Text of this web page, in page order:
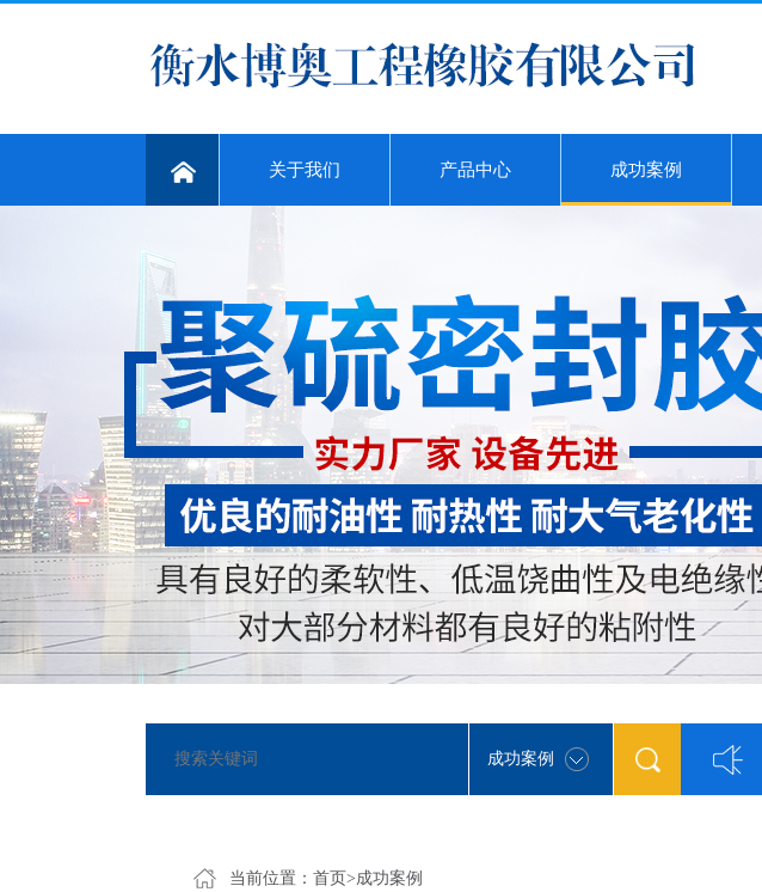
关于我们 产品中心 成功案例
成功案例
橡胶有限公司主要生产止水带、桥梁支座、输送带、伸缩缝，止水条，充气芯模，双组份聚硫密封
当前位置： 首页>成功案例